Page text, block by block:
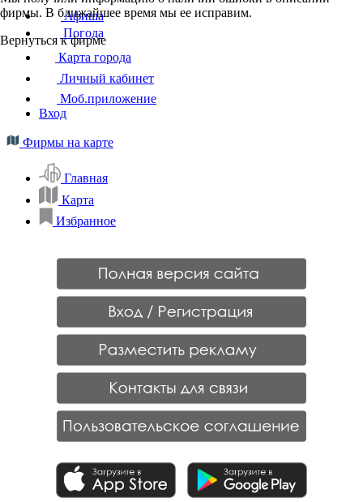
фирмы. В ближайшее время мы ее исправим.
Вернуться к фирме
Афиша
Погода
Карта города
Личный кабинет
Моб.приложение
Вход
Фирмы на карте
Главная
Карта
Избранное